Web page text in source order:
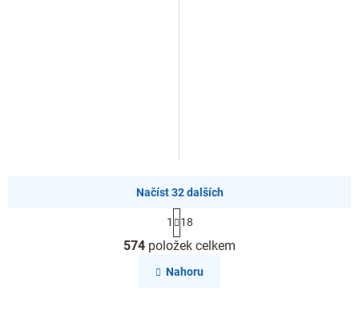
O
v
l
Načíst 32 dalších
S
t
r
á
n
1 18
574 položek celkem
Nahoru